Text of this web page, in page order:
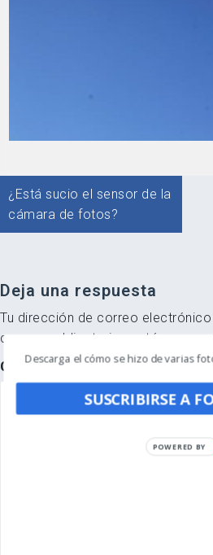
Navegación
de
entradas
¿Está sucio el sensor de la
cámara de fotos?
Deja una respuesta
Tu dirección de correo electrónico
campos obligatorios están
Comentario *
Descarga el cómo se hizo de varias
SUSCRIBIRSE A
POWERED BY